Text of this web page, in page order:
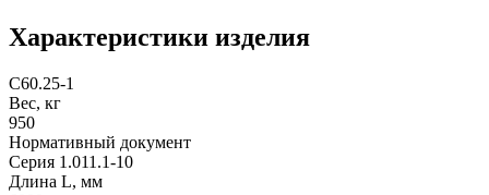
Характеристики изделия
С60.25-1
Вес, кг
950
Нормативный документ
Серия 1.011.1-10
Длина L, мм